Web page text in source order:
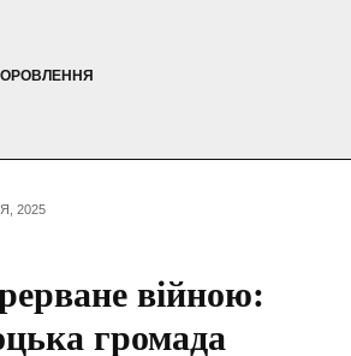
2025
війною:
громада